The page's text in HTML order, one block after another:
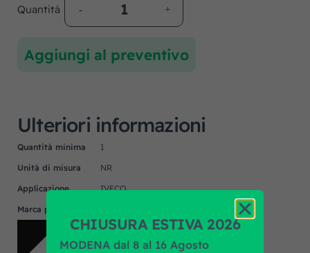
Quantità
Aggiungi al preventivo
Ulteriori informazioni
Quantità minima
1
Unità di misura
NR
Applicazione
IVECO
Marca prodotto
CHIUSURA ESTIVA 2026
MODENA dal 8 al 16 Agosto